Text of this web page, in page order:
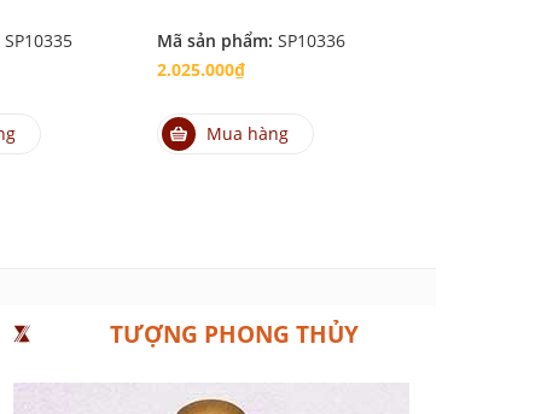
SP10335 Mã sản phẩm: SP10336
2.025.000₫
Mua hàng
TƯỢNG PHONG THỦY